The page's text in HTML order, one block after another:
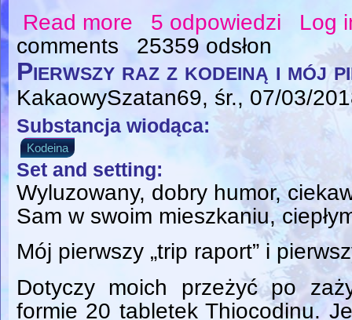
Read more about "Narkotyki niszczą ludzi ale
5 odpowiedzi
Log
comments
25359 odsłon
Pierwszy raz z kodeiną i mój
KakaowySzatan69, śr., 07/03/
Substancja wiodąca:
Kodeina
Set and setting:
Wyluzowany, dobry humor,
Sam w swoim mieszkaniu,
Mój pierwszy „trip raport” i
Dotyczy moich przeżyć po
formie 20 tabletek Thiocodinu.